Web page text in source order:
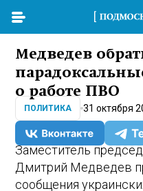
Медведев
о работе ПВО
ПОЛИТИКА 31 октября
Заместитель
Дмитрий Медведев
сообщения